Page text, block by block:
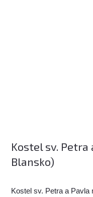
Kostel sv. Petra
Blansko)
Kostel sv. Petra a